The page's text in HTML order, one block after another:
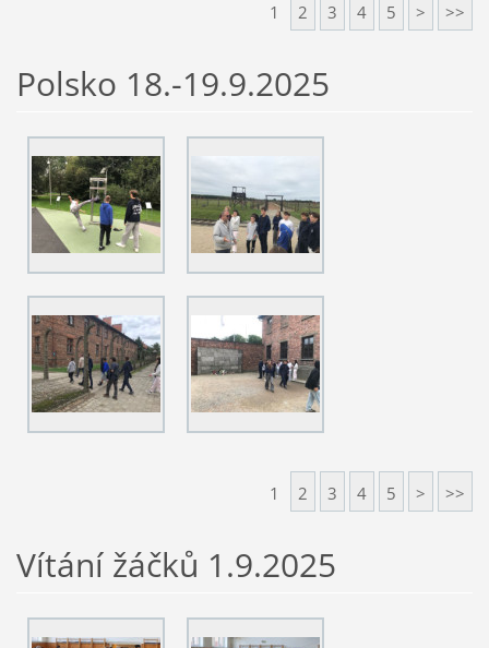
1 2 3 4 5 > >>
Polsko 18.-19.9.2025
1 2 3 4 5 > >>
Vítání žáčků 1.9.2025